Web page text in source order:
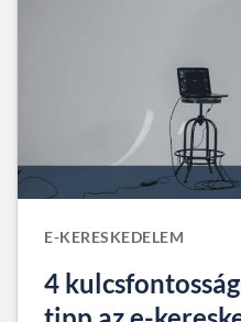
E-KERESKEDELEM
4